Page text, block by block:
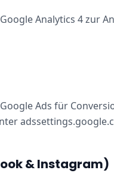
Analytics 4 zur
Ads für
& Instagram)